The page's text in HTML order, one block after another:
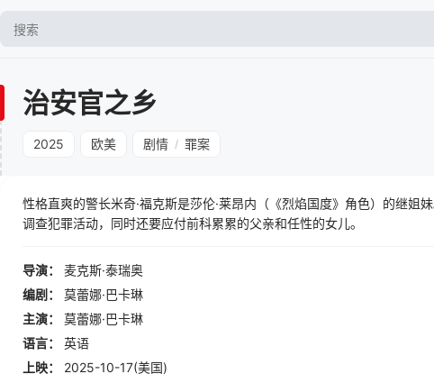
治安官之乡
2025 欧美 剧情 / 罪案
性格直爽的警长米奇·福克斯是莎伦·莱昂内（《烈焰国度》角色）的继
调查犯罪活动，同时还要应付前科累累的父亲和任性的女儿。
导演：
麦克斯·泰瑞奥
编剧：
莫蕾娜·巴卡琳
主演：
莫蕾娜·巴卡琳
语言：
英语
上映：
2025-10-17(美国)